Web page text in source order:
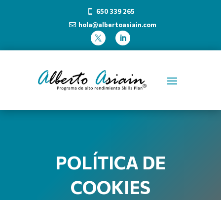
 650 339 265
 hola@albertoasiain.com
 
POLÍTICA DE
COOKIES